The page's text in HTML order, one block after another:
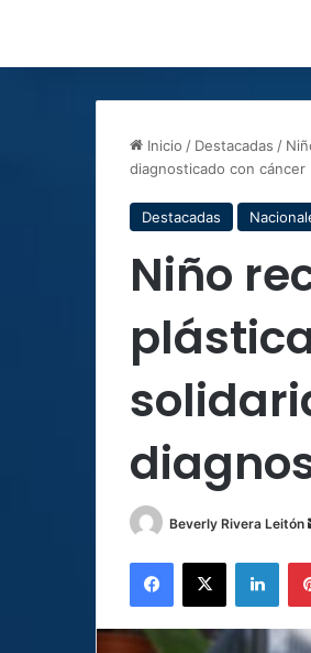
Inicio / Destacadas /
diagnosticado con cáncer
Destacadas
Niño
Beverly Rivera Leitón
Facebook
X